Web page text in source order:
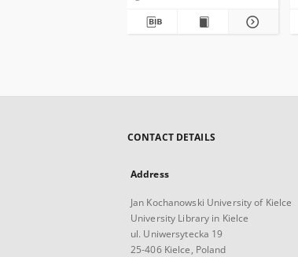
CONTACT DETAILS
Address
Jan Kochanowski University of Kielce
University Library in Kielce
ul. Uniwersytecka 19
25-406 Kielce, Poland